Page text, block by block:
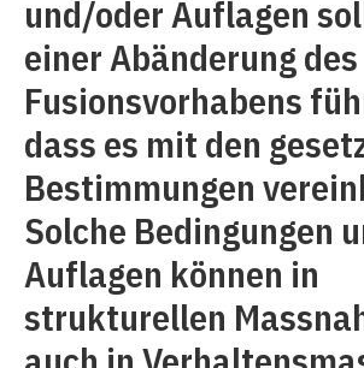
und/oder Auflagen
einer Abänderung des
Fusionsvorhabens
dass es mit den
Bestimmungen
Solche Bedingungen
Auflagen können in
strukturellen